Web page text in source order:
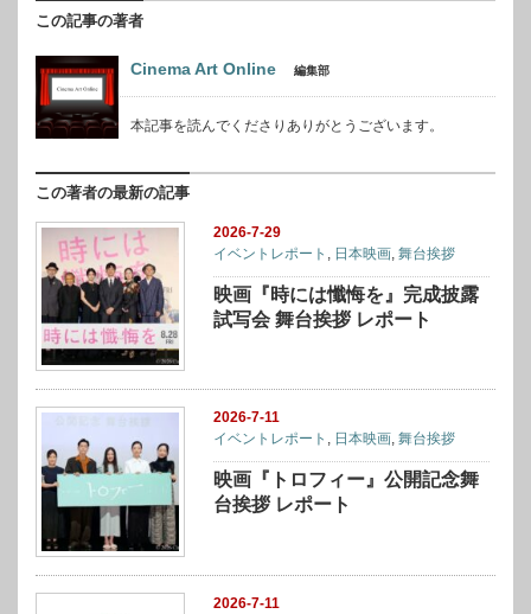
この記事の著者
Cinema Art Online 編集部
本記事を読んでくださりありがとうございます。
この著者の最新の記事
2026-7-29
イベントレポート , 日本映画,舞台挨拶
映画『時には懺悔を』完成披露
試写会 舞台挨拶 レポート
2026-7-11
イベントレポート , 日本映画,舞台挨拶
映画『トロフィー』公開記念舞
台挨拶 レポート
2026-7-11